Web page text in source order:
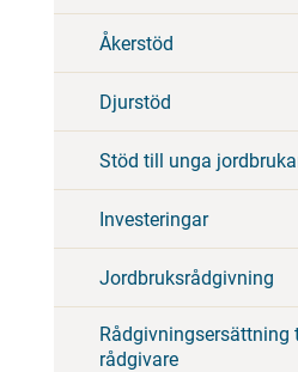
Åkerstöd
Djurstöd
Stöd till unga
Investeringar
Jordbruksrådgivning
Rådgivningsersättning
rådgivare